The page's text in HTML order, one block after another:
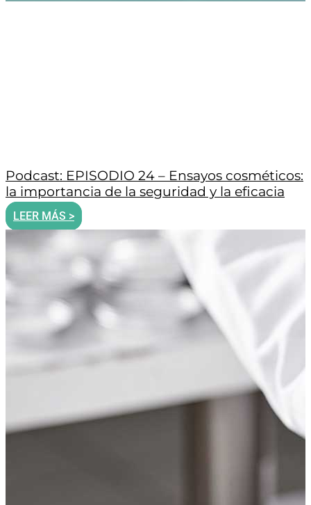
Podcast: EPISODIO 24 – Ensayos cosméticos:
la importancia de la seguridad y la eficacia
LEER MÁS >